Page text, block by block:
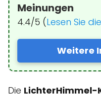
Meinungen
4.4/5 (Lesen Sie
Weitere
Die LichterHimmel-